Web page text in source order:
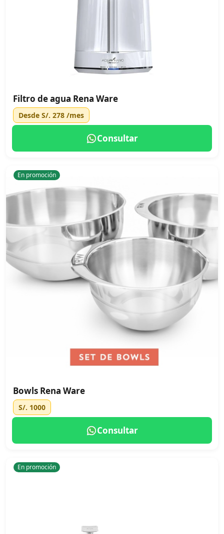
Filtro de agua Rena Ware
Desde S/. 278 /mes
Consultar
En promoción
Bowls Rena Ware
S/. 1000
Consultar
En promoción